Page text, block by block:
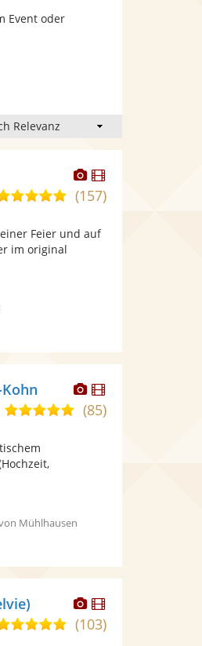
Event oder
Dieser
Künstler
stellt
Fotos
bereit.
Dieser
Künstler
4,9
5
Sternen
(157)
Feier und auf
im original
Dieser
Künstler
stellt
Dieser
Künstler
5,0(85)
Mühlhausen
Dieser
Künstler
stellt
Dieser
Künstler
5,0(103)